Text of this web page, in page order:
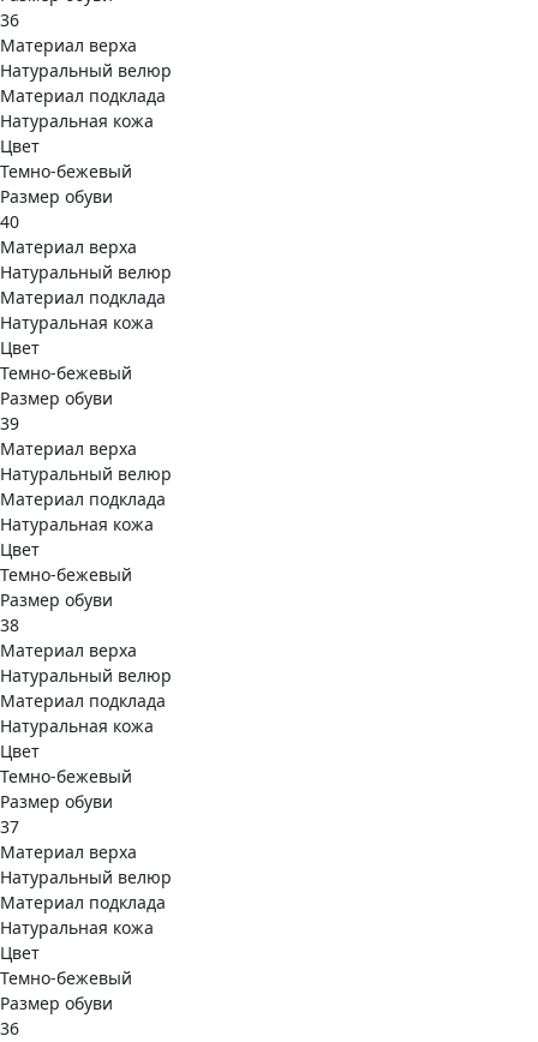
36
Материал верха
Натуральный велюр
Материал подклада
Натуральная кожа
Цвет
Темно-бежевый
Размер обуви
40
Материал верха
Натуральный велюр
Материал подклада
Натуральная кожа
Цвет
Темно-бежевый
Размер обуви
39
Материал верха
Натуральный велюр
Материал подклада
Натуральная кожа
Цвет
Темно-бежевый
Размер обуви
38
Материал верха
Натуральный велюр
Материал подклада
Натуральная кожа
Цвет
Темно-бежевый
Размер обуви
37
Материал верха
Натуральный велюр
Материал подклада
Натуральная кожа
Цвет
Темно-бежевый
Размер обуви
36